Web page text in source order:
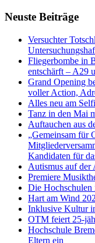
Neuste Beiträge
Versucht­er
Fliegerbombe in
entschärft – A29
Grand Opening
voller Action,
Alles neu am
Tanz in den Mai
Auftauchen aus
„Gemeinsam für
Kandidaten für
Autismus auf der
Premiere
Die Hochschulen
Hart am Wind
Inklusive Kultur
OTM feiert 25-
Hochschule
Eltern ein